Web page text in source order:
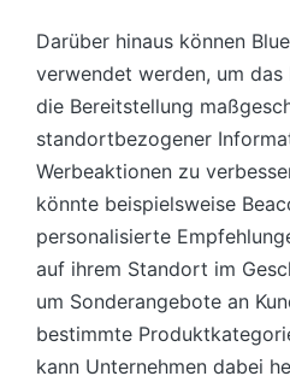
Darüber hinaus können
verwendet werden, um das
die Bereitstellung
standortbezogener
Werbeaktionen zu
könnte beispielsweise
personalisierte
auf ihrem Standort im
um Sonderangebote an
bestimmte
kann Unternehmen dabei